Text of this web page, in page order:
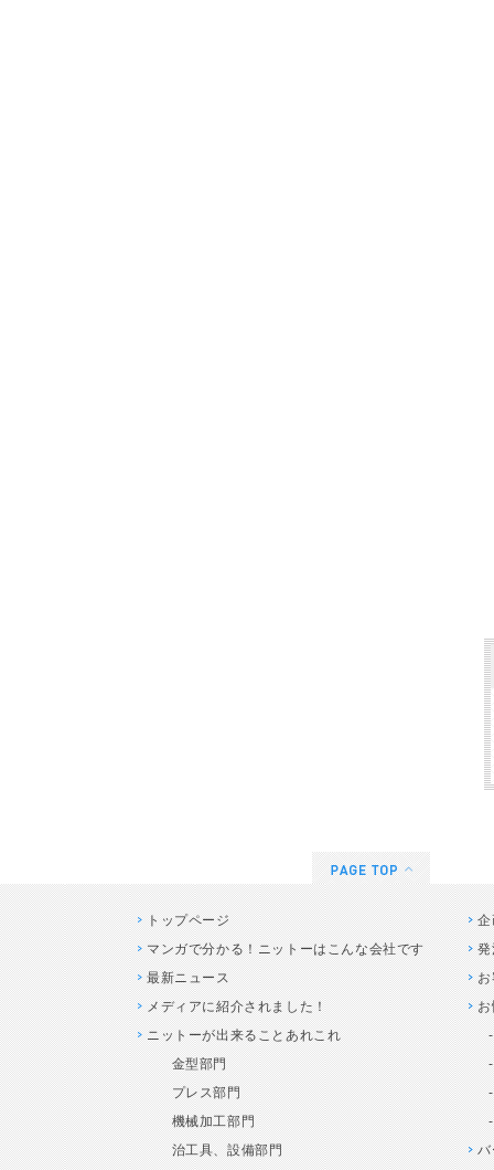
トップページ
マンガで分かる！ニットーはこんな会社です
最新ニュース
メディアに紹介されました！
ニットーが出来ることあれこれ
金型部門
プレス部門
機械加工部門
治工具、設備部門
企
発
お
お
バ